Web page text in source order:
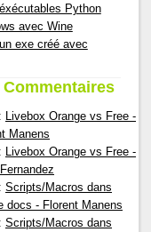
Python
avec Wine
exe créé avec
Livebox Orange vs Free -
Manens
Livebox Orange vs Free -
Scripts/Macros dans
docs - Florent Manens
Scripts/Macros dans